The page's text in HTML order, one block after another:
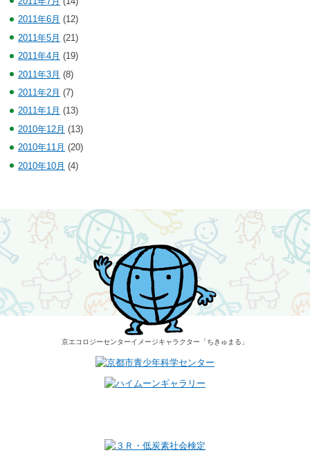
2011年6月 (12)
2011年5月 (21)
2011年4月 (19)
2011年3月 (8)
2011年2月 (7)
2011年1月 (13)
2010年12月 (13)
2010年11月 (20)
2010年10月 (4)
京エコロジーセンターイメージキャラクター 「ちきゅまる」